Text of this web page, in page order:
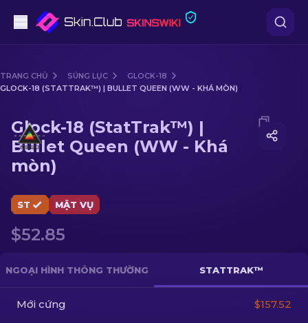
Tầm trung
Súng trường
Súng trường Bắn tỉa
Dao
Găng tay
Hòm
Khác
TRANG CHỦ SÚNG LỤC
GLOCK-18
GLOCK-18 (STATTRAK™) | BULLET QUEEN (WW - KHÁ MÒN)
Media of Glock-18 (StatTrak™) | Bullet Queen (WW -
Glock-18 (StatTrak™) |
Bullet Queen (WW - Khá
mòn)
ST MẬT VỤ
$52.85
NGOẠI HÌNH THÔNG THƯỜNG STATTRAK™
Mới cứng $157.52